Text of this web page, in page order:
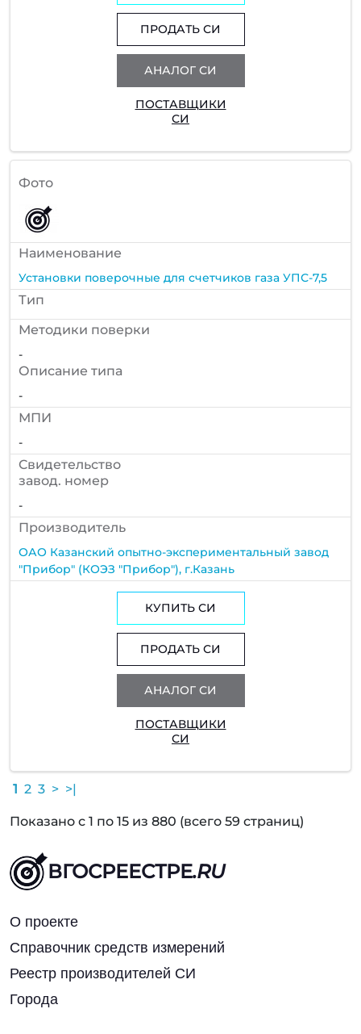
ПРОДАТЬ СИ
АНАЛОГ СИ
ПОСТАВЩИКИ
СИ
Фото
Наименование
Установки поверочные для счетчиков газа УПС-7,5
Тип
Методики поверки
-
Описание типа
-
МПИ
-
Cвидетельство
завод. номер
-
Производитель
ОАО Казанский опытно-экспериментальный завод
"Прибор" (КОЭЗ "Прибор"), г.Казань
КУПИТЬ СИ
ПРОДАТЬ СИ
АНАЛОГ СИ
ПОСТАВЩИКИ
СИ
1 2 3 > >|
Показано с 1 по 15 из 880 (всего 59 страниц)
ВГОСРЕЕСТРЕ.RU
О проекте
Справочник средств измерений
Реестр производителей СИ
Города